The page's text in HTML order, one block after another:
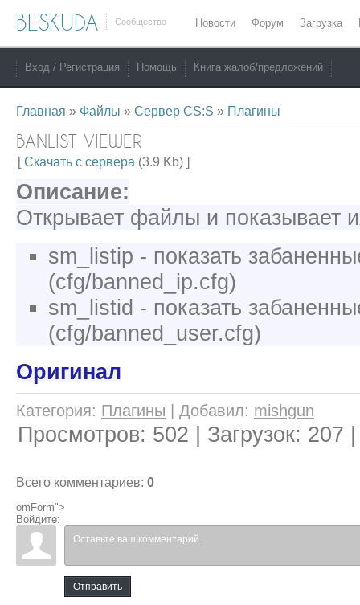
BESKUDA Сообщество Новости Форум Загрузка
Вход / Регистрация Помощь Книга жалоб/предложений
Главная » Файлы » Сервер CS:S » Плагины
BANLIST VIEWER
[Скачать с сервера (3.9 Kb) ]
Описание:
Открывает файлы и показывает
sm_listip - показать
(cfg/banned_ip.cfg)
sm_listid - показать
(cfg/banned_user.cfg)
Оригинал
Категория: Плагины Добавил: mishgun
Просмотров: 502 | Загрузок: 207
Всего комментариев: 0
omForm">
Войдите:
Отправить